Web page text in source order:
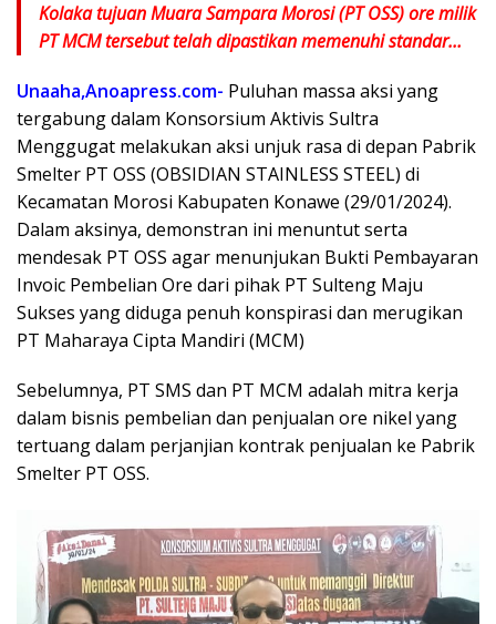
Kolaka tujuan Muara Sampara Morosi (PT OSS) ore milik
PT MCM tersebut telah dipastikan memenuhi standar…
Unaaha,Anoapress.com- Puluhan massa aksi yang
tergabung dalam Konsorsium Aktivis Sultra
Menggugat melakukan aksi unjuk rasa di depan Pabrik
Smelter PT OSS (OBSIDIAN STAINLESS STEEL) di
Kecamatan Morosi Kabupaten Konawe (29/01/2024).
Dalam aksinya, demonstran ini menuntut serta
mendesak PT OSS agar menunjukan Bukti Pembayaran
Invoic Pembelian Ore dari pihak PT Sulteng Maju
Sukses yang diduga penuh konspirasi dan merugikan
PT Maharaya Cipta Mandiri (MCM)
Sebelumnya, PT SMS dan PT MCM adalah mitra kerja
dalam bisnis pembelian dan penjualan ore nikel yang
tertuang dalam perjanjian kontrak penjualan ke Pabrik
Smelter PT OSS.